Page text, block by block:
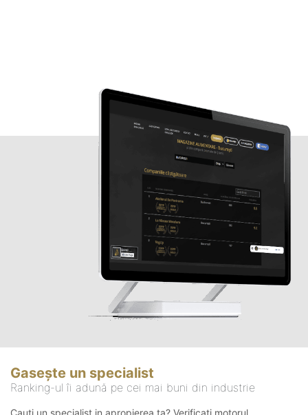
Gasește un specialist
Ranking-ul îi adună pe cei mai buni din industrie
Cauți un specialist in apropierea ta? Verificați motorul